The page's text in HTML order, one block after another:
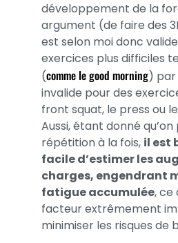
développement de la
argument (de faire des
est selon moi donc
exercices plus difficiles
(comme le good morning) par
invalide pour des
front squat, le press ou
Aussi, étant donné qu’on
répétition à la fois, il est
facile d’estimer les
charges, engendrant
fatigue accumulée, ce
facteur extrêmement
minimiser les risques de